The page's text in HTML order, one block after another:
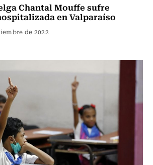
Chantal Mouffe sufre
en Valparaíso
de 2022